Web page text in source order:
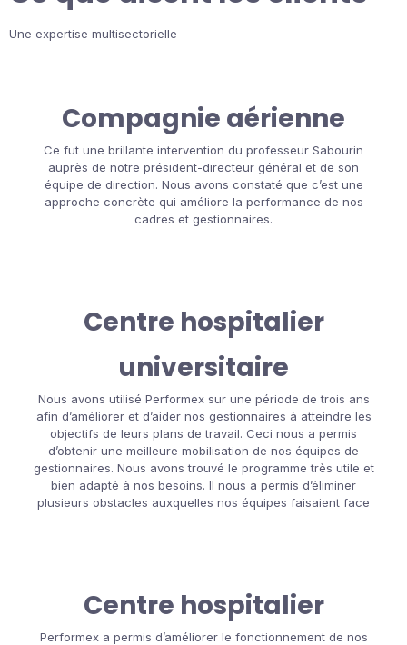
Une expertise multisectorielle
Compagnie aérienne
Ce fut une brillante intervention du professeur Sabourin
auprès de notre président-directeur général et de son
équipe de direction. Nous avons constaté que c’est une
approche concrète qui améliore la performance de nos
cadres et gestionnaires.
Centre hospitalier
universitaire
Nous avons utilisé Performex sur une période de trois ans
afin d’améliorer et d’aider nos gestionnaires à atteindre les
objectifs de leurs plans de travail. Ceci nous a permis
d’obtenir une meilleure mobilisation de nos équipes de
gestionnaires. Nous avons trouvé le programme très utile et
bien adapté à nos besoins. Il nous a permis d’éliminer
plusieurs obstacles auxquelles nos équipes faisaient face
Centre hospitalier
Performex a permis d’améliorer le fonctionnement de nos